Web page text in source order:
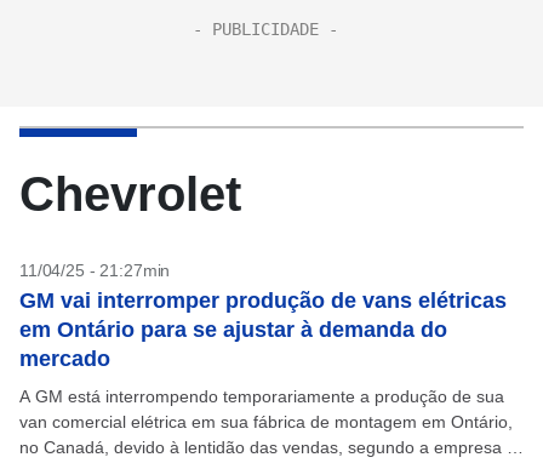
Chevrolet
11/04/25 - 21:27min
GM vai interromper produção de vans elétricas
em Ontário para se ajustar à demanda do
mercado
A GM está interrompendo temporariamente a produção de sua
van comercial elétrica em sua fábrica de montagem em Ontário,
no Canadá, devido à lentidão das vendas, segundo a empresa e